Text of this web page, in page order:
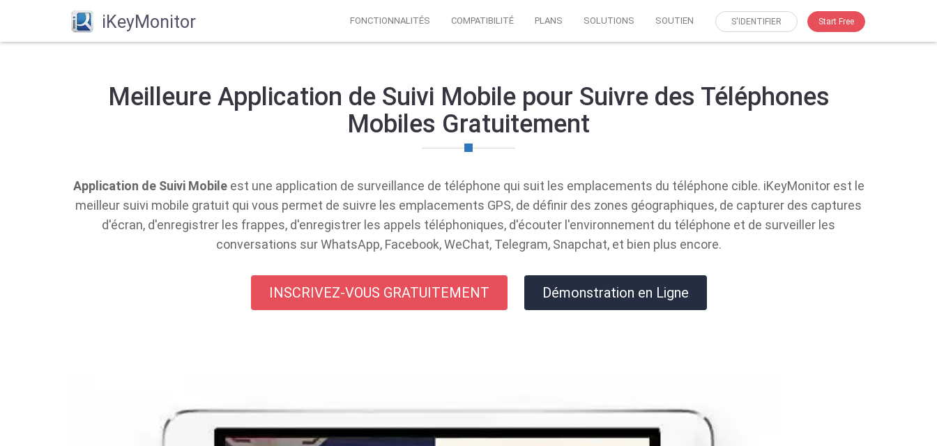
iKeyMonitor FONCTIONNALITÉS COMPATIBILITÉ PLANS SOLUTIONS SOUTIEN S'IDENTIFIER Start Free
Meilleure Application de Suivi Mobile pour Suivre des Téléphones
Mobiles Gratuitement
Application de Suivi Mobileest une application de surveillance de téléphone qui suit les emplacements du téléphone cible. iKeyMonitor est le
meilleur suivi mobile gratuit qui vous permet de suivre les emplacements GPS, de définir des zones géographiques, de capturer des captures
d'écran, d'enregistrer les frappes, d'enregistrer les appels téléphoniques, d'écouter l'environnement du téléphone et de surveiller les
conversations sur WhatsApp, Facebook, WeChat, Telegram, Snapchat, et bien plus encore.
INSCRIVEZ-VOUS GRATUITEMENT Démonstration en Ligne